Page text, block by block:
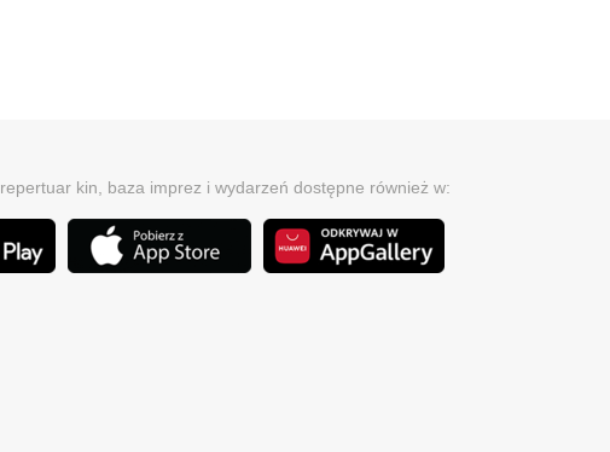
repertuar kin, baza imprez i wydarzeń dostępne również w: